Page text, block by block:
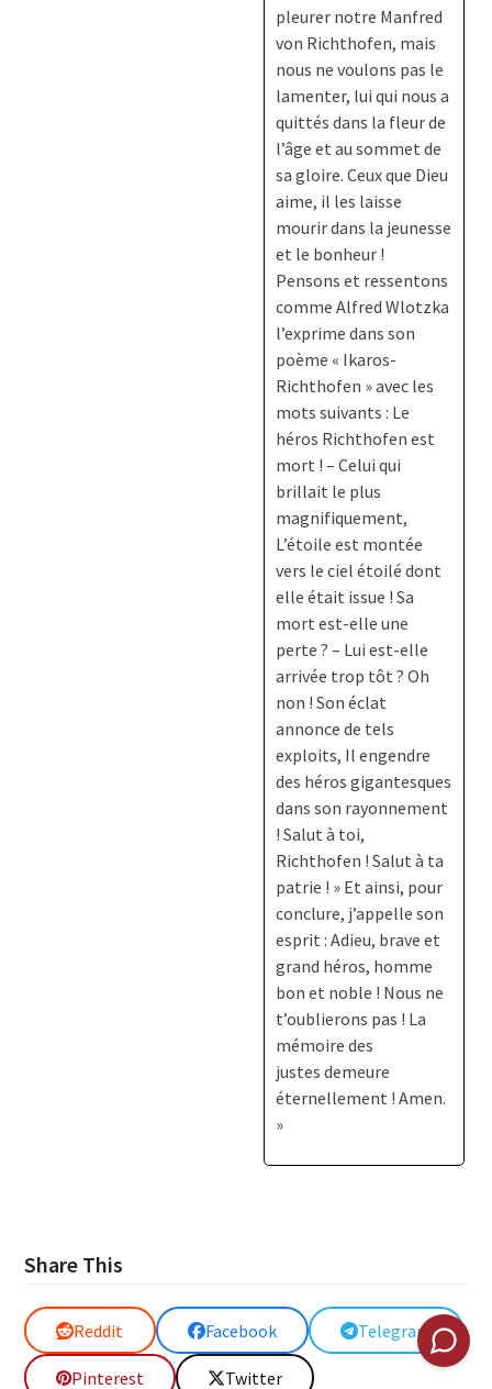
pleurer notre Manfred
von Richthofen, mais
nous ne voulons pas le
lamenter, lui qui nous a
quittés dans la fleur de
l’âge et au sommet de
sa gloire. Ceux que Dieu
aime, il les laisse
mourir dans la jeunesse
et le bonheur !
Pensons et ressentons
comme Alfred Wlotzka
l’exprime dans son
poème « Ikaros-
Richthofen » avec les
mots suivants : Le
héros Richthofen est
mort ! – Celui qui
brillait le plus
magnifiquement,
L’étoile est montée
vers le ciel étoilé dont
elle était issue ! Sa
mort est-elle une
perte ? – Lui est-elle
arrivée trop tôt ? Oh
non ! Son éclat
annonce de tels
exploits, Il engendre
des héros gigantesques
dans son rayonnement
! Salut à toi,
Richthofen ! Salut à ta
patrie ! » Et ainsi, pour
conclure, j’appelle son
esprit : Adieu, brave et
grand héros, homme
bon et noble ! Nous ne
t’oublierons pas ! La
mémoire des
justes demeure
éternellement ! Amen.
»
Share This
Reddit Facebook Telegram
Pinterest Twitter